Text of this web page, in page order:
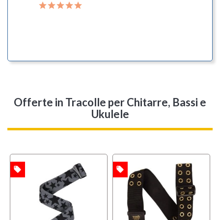
Offerte in Tracolle per Chitarre, Bassi e
Ukulele
local_offer OFFERTA local_offer OFFERTA